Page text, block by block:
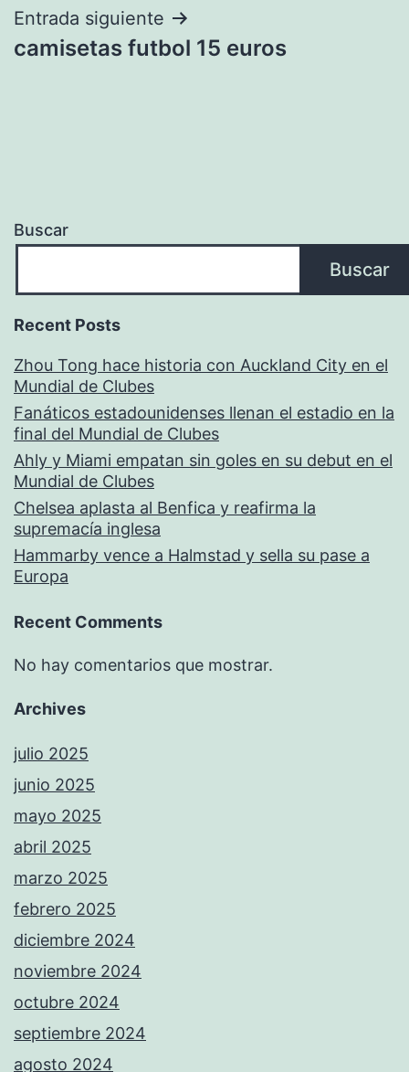
Entrada siguiente
camisetas futbol 15 euros
Buscar
Buscar
Recent Posts
Zhou Tong hace historia con Auckland City en el
Mundial de Clubes
Fanáticos estadounidenses llenan el estadio en la
final del Mundial de Clubes
Ahly y Miami empatan sin goles en su debut en el
Mundial de Clubes
Chelsea aplasta al Benfica y reafirma la
supremacía inglesa
Hammarby vence a Halmstad y sella su pase a
Europa
Recent Comments
No hay comentarios que mostrar.
Archives
julio 2025
junio 2025
mayo 2025
abril 2025
marzo 2025
febrero 2025
diciembre 2024
noviembre 2024
octubre 2024
septiembre 2024
agosto 2024